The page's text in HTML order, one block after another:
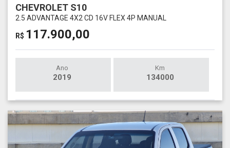
CHEVROLET S10
2.5 ADVANTAGE 4X2 CD 16V FLEX 4P MANUAL
R$ 117.900,00
Ano
2019
Km
134000